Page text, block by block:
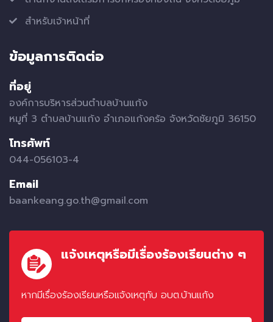
สำหรับเจ้าหน้าที่
ข้อมูลการติดต่อ
ที่อยู่
องค์การบริหารส่วนตำบลบ้านแก้ง
หมูที่ 3 ตำบลบ้านแก้ง อำเภอแก้งคร้อ จังหวัดชัยภูมิ 36150
โทรศัพท์
044-056103-4
Email
baankeang.go.th@gmail.com
แจ้งเหตุหรือมีเรื่องร้องเรียนต่าง ๆ
หากมีเรื่องร้องเรียนหรือแจ้งเหตุกับ อบต.บ้านแก้ง